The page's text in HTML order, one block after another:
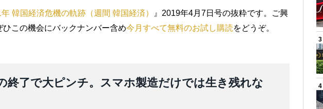
韓国経済危機の軌跡（週間 韓国経済）
』2019年4月7日号の抜粋です。ご興
ひこの機会にバックナンバー含め今月すべて無料のお試し購読をどうぞ。
終了で大ピンチ。スマホ製造だけでは生き残れな